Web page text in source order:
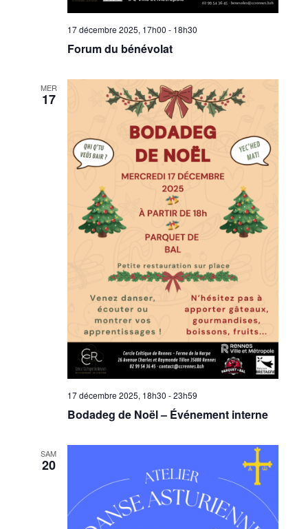
17 décembre 2025, 17h00 - 18h30
Forum du bénévolat
MER
17
17 décembre 2025, 18h30 -23h59
Bodadeg de Noël – Événement interne
SAM
20